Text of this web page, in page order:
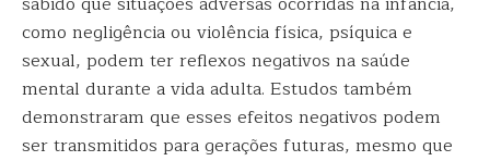
como negligência ou violência física, psíquica e
sexual, podem ter reflexos negativos na saúde
mental durante a vida adulta. Estudos também
demonstraram que esses efeitos negativos podem
ser transmitidos para gerações futuras, mesmo que